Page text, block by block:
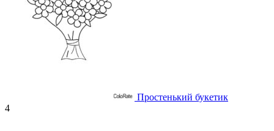
Простенький букетик
4